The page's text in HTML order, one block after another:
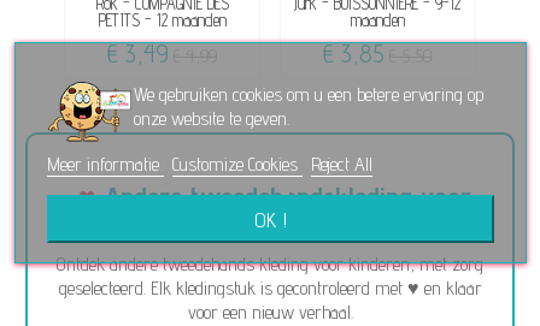
PETITS - 12 maanden
€ 3,49
maanden
€ 3,85
Andere tweedehandskleding voor
kinderen
Ontdek andere tweedehands kleding voor kinderen, met zorg
geselecteerd. Elk kledingstuk is gecontroleerd met ♥ en klaar
voor een nieuw verhaal.
We gebruiken cookies om u een betere ervaring op
onze website te geven.
Meer informatie Customize Cookies Reject All
OK !